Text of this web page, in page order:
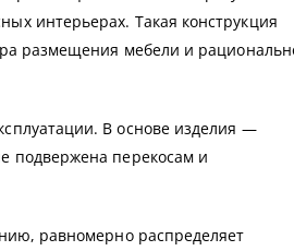
интерьерах. Такая конструкция
размещения мебели и
В основе изделия —
подвержена перекосам и
равномерно распределяет